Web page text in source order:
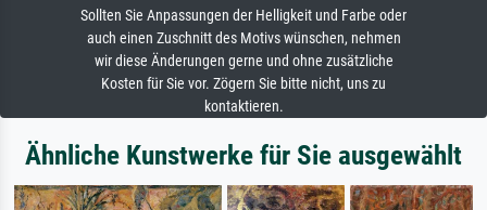
Sollten Sie Anpassungen der Helligkeit und Farbe oder
auch einen Zuschnitt des Motivs wünschen, nehmen
wir diese Änderungen gerne und ohne zusätzliche
Kosten für Sie vor. Zögern Sie bitte nicht, uns zu
kontaktieren.
Ähnliche Kunstwerke für Sie ausgewählt